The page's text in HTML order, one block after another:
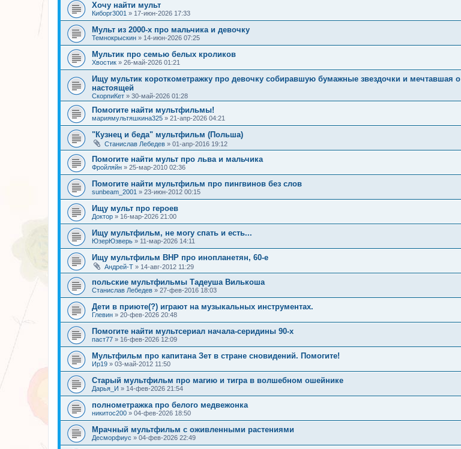
Хочу найти мульт
Киборг3001 » 17-июн-2026 17:33
Мульт из 2000-х про мальчика и девочку
Темнокрыскин » 14-июн-2026 07:25
Мультик про семью белых кроликов
Хвостик » 26-май-2026 01:21
Ищу мультик короткометражку про девочку собиравшую бумажные звездочки и мечтавшая о
настоящей
СкорпиКет » 30-май-2026 01:28
Помогите найти мультфильмы!
мариямультяшкина325 » 21-апр-2026 04:21
"Кузнец и беда" мультфильм (Польша)
Станислав Лебедев » 01-апр-2016 19:12
Помогите найти мульт про льва и мальчика
Фройляйн » 25-мар-2010 02:36
Помогите найти мультфильм про пингвинов без слов
sunbeam_2001 » 23-июн-2012 00:15
Ищу мульт про героев
Доктор » 16-мар-2026 21:00
Ищу мультфильм, не могу спать и есть...
ЮзерЮзверь » 11-мар-2026 14:11
Ищу мультфильм ВНР про инопланетян, 60-е
Андрей-Т » 14-авг-2012 11:29
польские мультфильмы Тадеуша Вилькоша
Станислав Лебедев » 27-фев-2016 18:03
Дети в приюте(?) играют на музыкальных инструментах.
Глевин » 20-фев-2026 20:48
Помогите найти мультсериал начала-серидины 90-х
паст77 » 16-фев-2026 12:09
Мультфильм про капитана Зет в стране сновидений. Помогите!
Ир19 » 03-май-2012 11:50
Старый мультфильм про магию и тигра в волшебном ошейнике
Дарья_И » 14-фев-2026 21:54
полнометражка про белого медвежонка
никитос200 » 04-фев-2026 18:50
Мрачный мультфильм с оживленными растениями
Десморфиус » 04-фев-2026 22:49